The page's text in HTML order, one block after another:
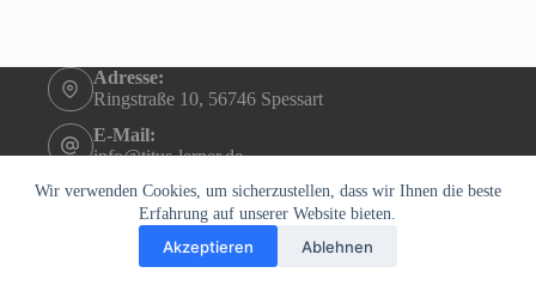
Wir verwenden Cookies, um sicherzustellen, dass wir Ihnen die beste
Erfahrung auf unserer Website bieten.
Akzeptieren Ablehnen
Adresse:
Ringstraße 10, 56746 Spessart
E-Mail:
info@titus-lerner.de
Telefon:
+49 (0)2655 4290